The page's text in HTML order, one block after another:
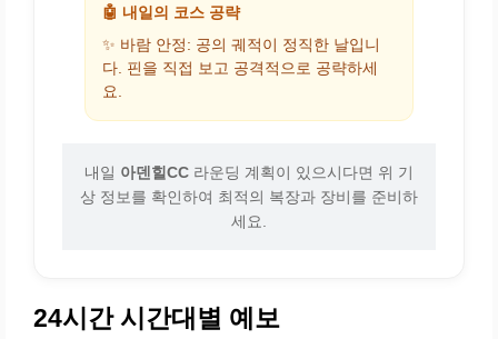
🤖 내일의 코스 공략
✨ 바람 안정: 공의 궤적이 정직한 날입니
다. 핀을 직접 보고 공격적으로 공략하세
요.
내일 아덴힐CC 라운딩 계획이 있으시다면 위 기
상 정보를 확인하여 최적의 복장과 장비를 준비하
세요.
24시간 시간대별 예보